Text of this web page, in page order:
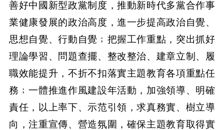
善好中國新型政黨制度，推動新時代多黨合作事
業健康發展的政治高度，進一步提高政治自覺、
思想自覺、行動自覺﹔把握工作重點，突出抓好
理論學習、問題查擺、整改整治、建章立制、履
職效能提升，不折不扣落實主題教育各項重點任
務﹔一體推進作風建設年活動，加強領導、明確
責任，以上率下、示范引領，求真務實、樹立導
向，注重宣傳、營造氛圍，確保主題教育取得實